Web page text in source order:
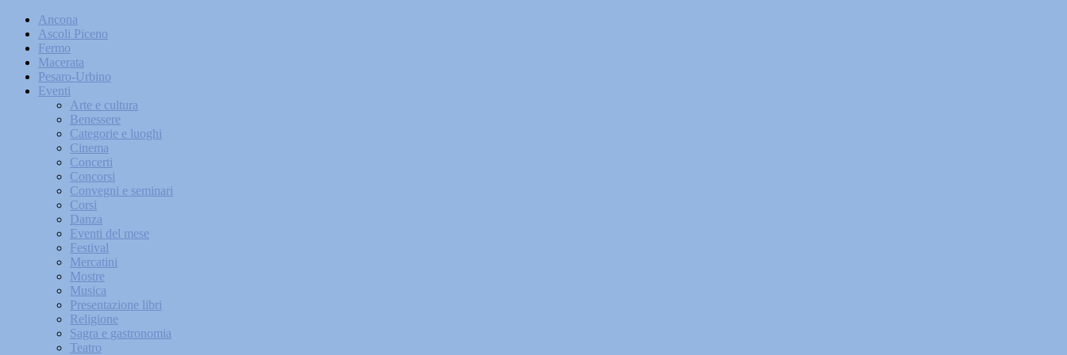
Ancona
Ascoli Piceno
Fermo
Macerata
Pesaro-Urbino
Eventi
Arte e cultura
Benessere
Categorie e luoghi
Cinema
Concerti
Concorsi
Convegni e seminari
Corsi
Danza
Eventi del mese
Festival
Mercatini
Mostre
Musica
Presentazione libri
Religione
Sagra e gastronomia
Teatro